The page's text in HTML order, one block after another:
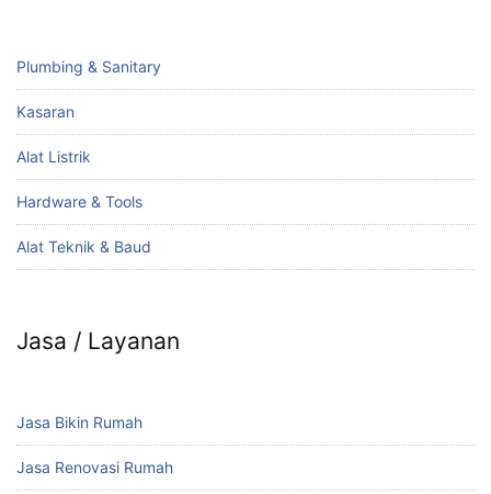
Plumbing & Sanitary
Kasaran
Alat Listrik
Hardware & Tools
Alat Teknik & Baud
Jasa / Layanan
Jasa Bikin Rumah
Jasa Renovasi Rumah